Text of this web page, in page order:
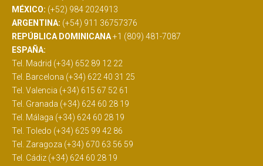
MÉXICO: (+52) 984 2024913
ARGENTINA: (+54) 911 36757376
REPÚBLICA DOMINICANA+1 (809) 481-7087
ESPAÑA:
Tel. Madrid (+34) 652 89 12 22
Tel. Barcelona (+34) 622 40 31 25
Tel. Valencia (+34) 615 67 52 61
Tel. Granada (+34) 624 60 28 19
Tel. Málaga (+34) 624 60 28 19
Tel. Toledo (+34) 625 99 42 86
Tel. Zaragoza (+34) 670 63 56 59
Tel. Cádiz (+34) 624 60 28 19